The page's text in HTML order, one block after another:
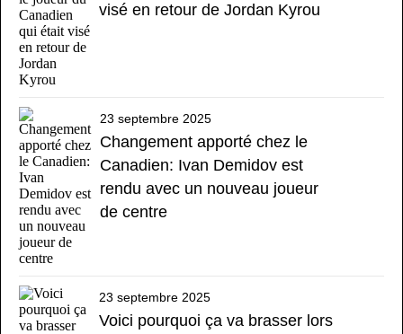
visé en retour de Jordan Kyrou
23 septembre 2025
Changement apporté chez le
Canadien: Ivan Demidov est
rendu avec un nouveau joueur
de centre
23 septembre 2025
Voici pourquoi ça va brasser lors